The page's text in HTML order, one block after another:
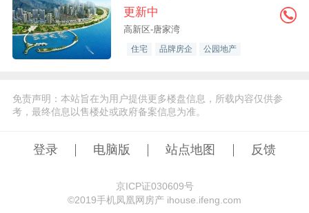
更新中
高新区-唐家湾
住宅 品牌房企 公园地产
免责声明：本站旨在为用户提供更多楼盘信息，所载内容仅供参
考，最终信息以售楼处或政府备案信息为准。
登录 电脑版 站点地图 反馈
京ICP证030609号
©️2019手机凤凰网房产 ihouse.ifeng.com